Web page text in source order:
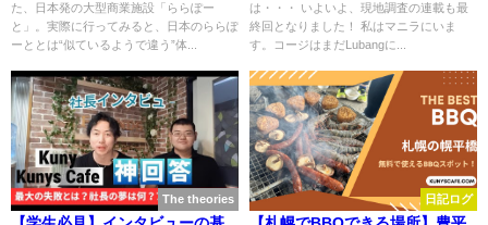
徹底解説
た、日本発の大型商業施設「ららぽー
と」。実際に行ってみると、日本のららぽ
ーととは“似ているようで違う”体...
は・・・ いよいよ、現地調査の連載も最
終回となりました！ 私はマニラにいま
す。コージはまだLubangに...
The theories 日記ログ